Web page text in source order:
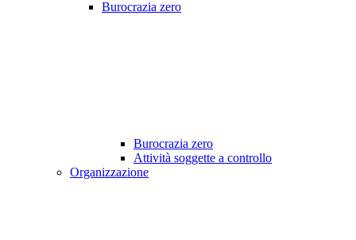
Burocrazia zero
Burocrazia zero
Attività soggette a controllo
Organizzazione